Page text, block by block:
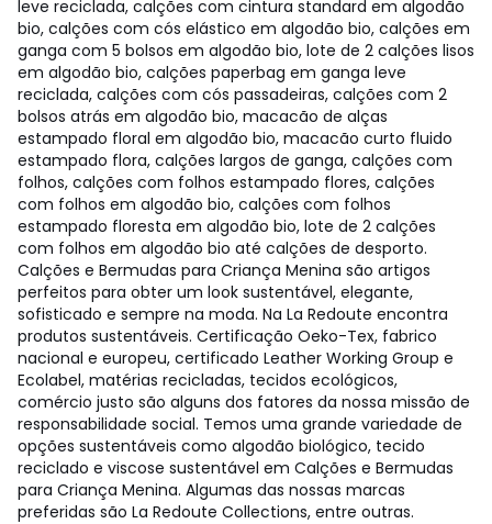
leve reciclada, calções com cintura standard em algodão
bio, calções com cós elástico em algodão bio, calções em
ganga com 5 bolsos em algodão bio, lote de 2 calções lisos
em algodão bio, calções paperbag em ganga leve
reciclada, calções com cós passadeiras, calções com 2
bolsos atrás em algodão bio, macacão de alças
estampado floral em algodão bio, macacão curto fluido
estampado flora, calções largos de ganga, calções com
folhos, calções com folhos estampado flores, calções
com folhos em algodão bio, calções com folhos
estampado floresta em algodão bio, lote de 2 calções
com folhos em algodão bio até calções de desporto.
Calções e Bermudas para Criança Menina são artigos
perfeitos para obter um look sustentável, elegante,
sofisticado e sempre na moda. Na La Redoute encontra
produtos sustentáveis. Certificação Oeko-Tex, fabrico
nacional e europeu, certificado Leather Working Group e
Ecolabel, matérias recicladas, tecidos ecológicos,
comércio justo são alguns dos fatores da nossa missão de
responsabilidade social. Temos uma grande variedade de
opções sustentáveis como algodão biológico, tecido
reciclado e viscose sustentável em Calções e Bermudas
para Criança Menina. Algumas das nossas marcas
preferidas são La Redoute Collections, entre outras.